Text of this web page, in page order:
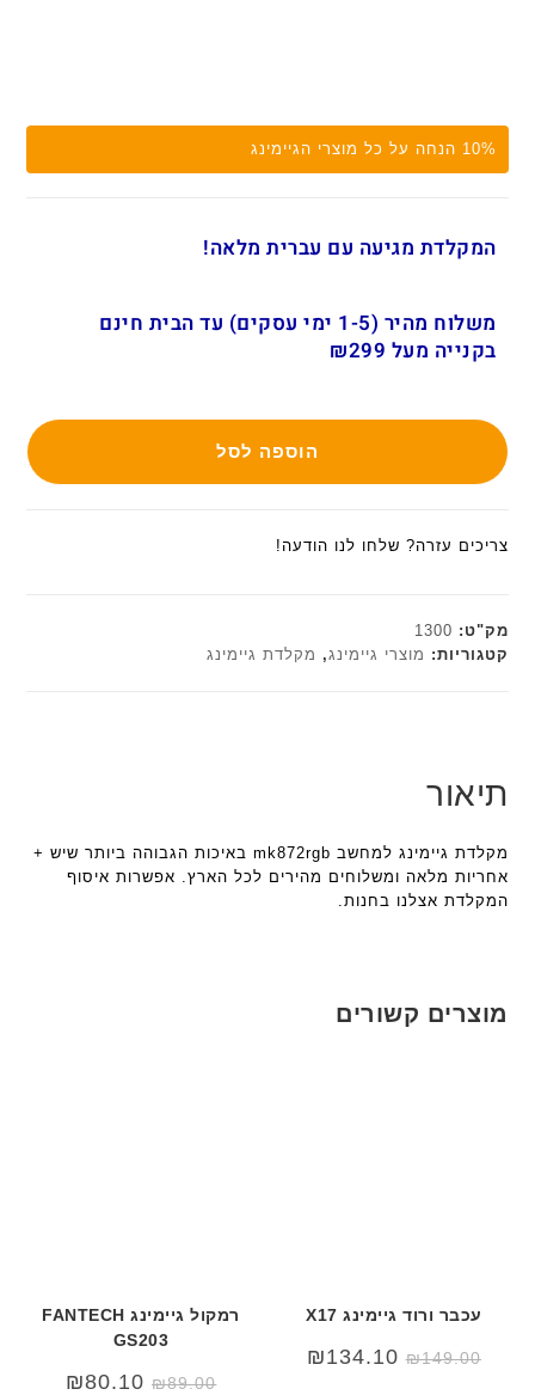
10% הנחה על כל מוצרי הגיימינג
המקלדת מגיעה עם עברית מלאה!
משלוח מהיר (1-5 ימי עסקים) עד הבית חינם
בקנייה מעל ₪299
הוספה לסל
צריכים עזרה? שלחו לנו הודעה!
מק"ט: 1300
קטגוריות: מוצרי גיימינג, מקלדת גיימינג
תיאור
מקלדת גיימינג למחשב mk872rgb באיכות הגבוהה ביותר שיש +
אחריות מלאה ומשלוחים מהירים לכל הארץ. אפשרות איסוף
המקלדת אצלנו בחנות.
מוצרים קשורים
עכבר ורוד גיימינג X17
₪149.00
₪134.10
רמקול גיימינג FANTECH
GS203
₪89.00
₪80.10